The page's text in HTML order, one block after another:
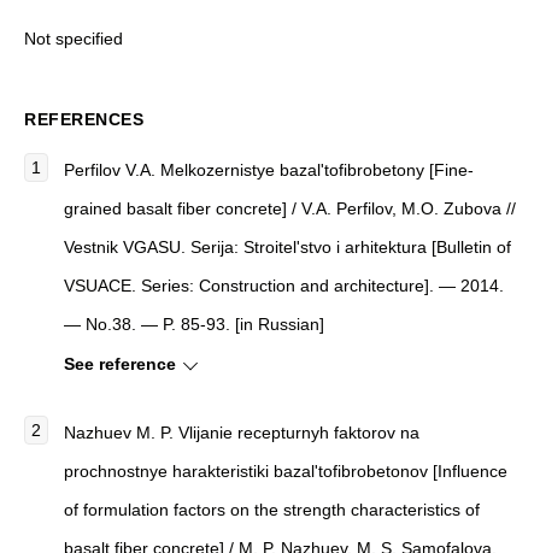
Not specified
REFERENCES
Perfilov V.A. Melkozernistye bazal'tofibrobetony [Fine-
grained basalt fiber concrete] / V.A. Perfilov, M.O. Zubova //
Vestnik VGASU. Serija: Stroitel'stvo i arhitektura [Bulletin of
VSUACE. Series: Construction and architecture]. — 2014.
— No.38. — P. 85-93. [in Russian]
See reference
Nazhuev M. P. Vlijanie recepturnyh faktorov na
prochnostnye harakteristiki bazal'tofibrobetonov [Influence
of formulation factors on the strength characteristics of
basalt fiber concrete] / M. P. Nazhuev, M. S. Samofalova,